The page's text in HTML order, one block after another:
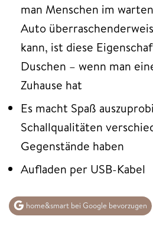
man Menschen im
Auto
kann, ist diese
Duschen – wenn man
Zuhause hat
Es macht Spaß
Schallqualitäten
Gegenstände haben
Aufladen per USB-Kabel
home&smart bei Google bevorzugen